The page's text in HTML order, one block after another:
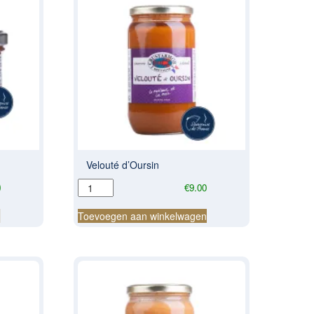
Velouté d’Oursin
€9.00
Velouté
d'Oursin
aantal
Toevoegen aan winkelwagen